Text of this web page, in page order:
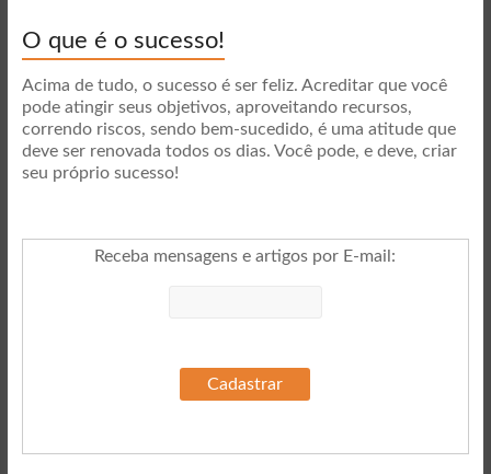
O que é o sucesso!
Acima de tudo, o sucesso é ser feliz. Acreditar que você
pode atingir seus objetivos, aproveitando recursos,
correndo riscos, sendo bem-sucedido, é uma atitude que
deve ser renovada todos os dias. Você pode, e deve, criar
seu próprio sucesso!
Receba mensagens e artigos por E-mail :